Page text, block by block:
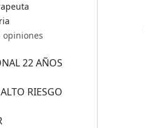
opiniones
22 AÑOS
RIESGO